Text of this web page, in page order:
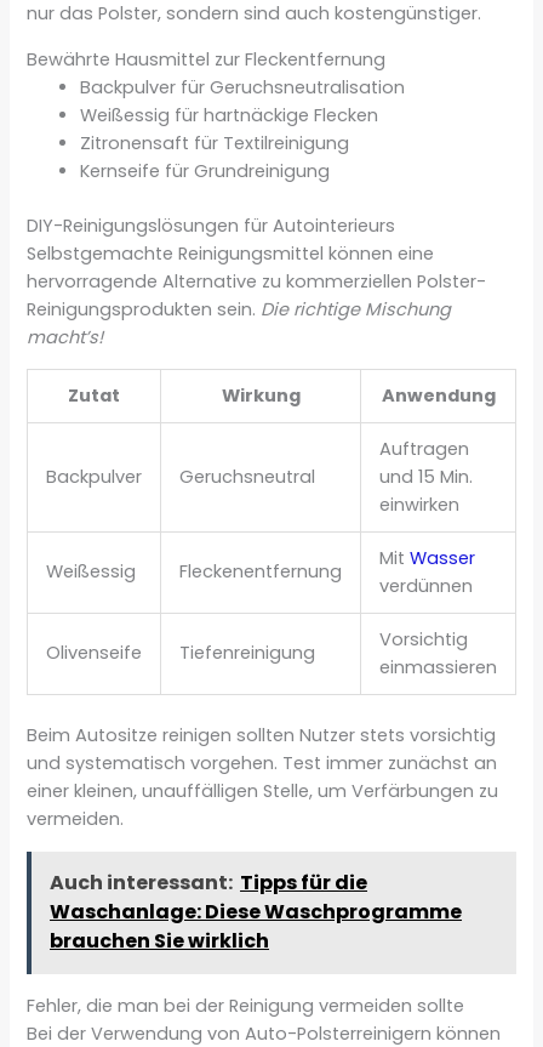
nur das Polster, sondern sind auch kostengünstiger.
Bewährte Hausmittel zur Fleckentfernung
Backpulver für Geruchsneutralisation
Weißessig für hartnäckige Flecken
Zitronensaft für Textilreinigung
Kernseife für Grundreinigung
DIY-Reinigungslösungen für Autointerieurs
Selbstgemachte Reinigungsmittel können eine
hervorragende Alternative zu kommerziellen Polster-
Reinigungsprodukten sein. Die richtige Mischung
macht’s!
Zutat Wirkung Anwendung
Backpulver Geruchsneutral
Auftragen
und 15 Min.
einwirken
Weißessig Fleckenentfernung
MitWasser
verdünnen
Olivenseife Tiefenreinigung
Vorsichtig
einmassieren
Beim Autositze reinigen sollten Nutzer stets vorsichtig
und systematisch vorgehen. Test immer zunächst an
einer kleinen, unauffälligen Stelle, um Verfärbungen zu
vermeiden.
Auch interessant: Tipps für die
Waschanlage: Diese Waschprogramme
brauchen Sie wirklich
Fehler, die man bei der Reinigung vermeiden sollte
Bei der Verwendung von Auto-Polsterreinigern können